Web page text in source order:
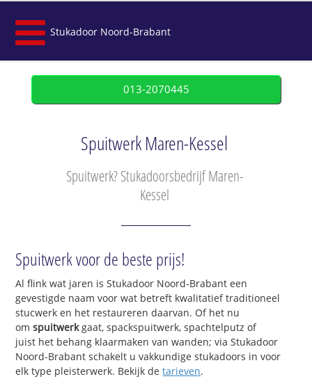
Stukadoor Noord-Brabant
013-2070445
Spuitwerk Maren-Kessel
Spuitwerk? Stukadoorsbedrijf Maren-
Kessel
Spuitwerk voor de beste prijs!
Al flink wat jaren is Stukadoor Noord-Brabant een
gevestigde naam voor wat betreft kwalitatief traditioneel
stucwerk en het restaureren daarvan. Of het nu
omspuitwerkgaat, spackspuitwerk, spachtelputz of
juist het behang klaarmaken van wanden; via Stukadoor
Noord-Brabant schakelt u vakkundige stukadoors in voor
elk type pleisterwerk. Bekijk detarieven.